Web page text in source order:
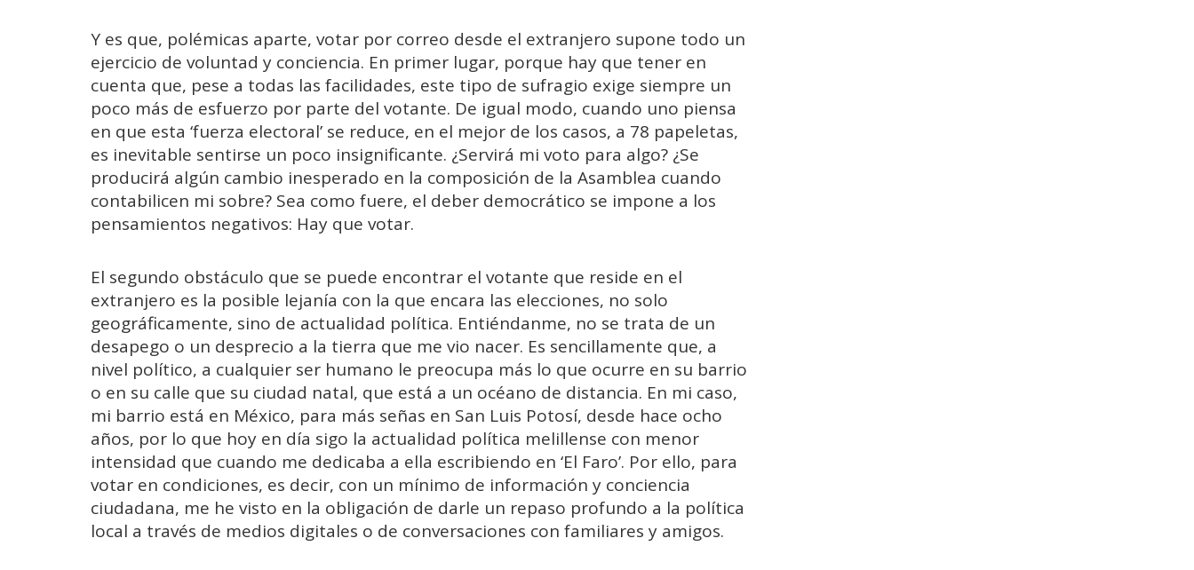
Y es que, polémicas aparte, votar por correo desde el extranjero supone todo un
ejercicio de voluntad y conciencia. En primer lugar, porque hay que tener en
cuenta que, pese a todas las facilidades, este tipo de sufragio exige siempre un
poco más de esfuerzo por parte del votante. De igual modo, cuando uno piensa
en que esta ‘fuerza electoral’ se reduce, en el mejor de los casos, a 78 papeletas,
es inevitable sentirse un poco insignificante. ¿Servirá mi voto para algo? ¿Se
producirá algún cambio inesperado en la composición de la Asamblea cuando
contabilicen mi sobre? Sea como fuere, el deber democrático se impone a los
pensamientos negativos: Hay que votar.
El segundo obstáculo que se puede encontrar el votante que reside en el
extranjero es la posible lejanía con la que encara las elecciones, no solo
geográficamente, sino de actualidad política. Entiéndanme, no se trata de un
desapego o un desprecio a la tierra que me vio nacer. Es sencillamente que, a
nivel político, a cualquier ser humano le preocupa más lo que ocurre en su barrio
o en su calle que su ciudad natal, que está a un océano de distancia. En mi caso,
mi barrio está en México, para más señas en San Luis Potosí, desde hace ocho
años, por lo que hoy en día sigo la actualidad política melillense con menor
intensidad que cuando me dedicaba a ella escribiendo en ‘El Faro’. Por ello, para
votar en condiciones, es decir, con un mínimo de información y conciencia
ciudadana, me he visto en la obligación de darle un repaso profundo a la política
local a través de medios digitales o de conversaciones con familiares y amigos.